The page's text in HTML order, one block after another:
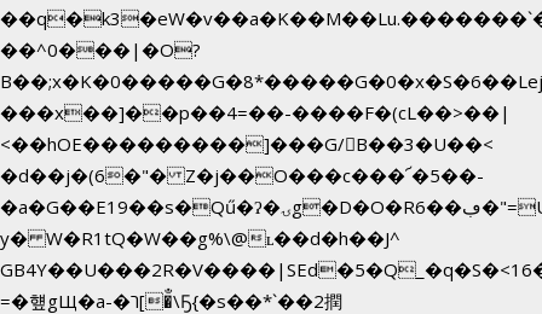
��^0���|�O?
���x��]��p��4=��-����F�(cL��>��|
<��hOE���������]���G/B��3�U��<
�d��j�(6�"� Z�j��O���c���՜�5��-
�a�G��E19��s�Qű�ʔ�ۍg�D�O�Rڢ��6�"=Uh����
y� W�R1tQ�W��g%\@ʟ��d�h��J^
=�헆gЩ�a-�ר[�̐\Ҕ{�s��*`��2撋